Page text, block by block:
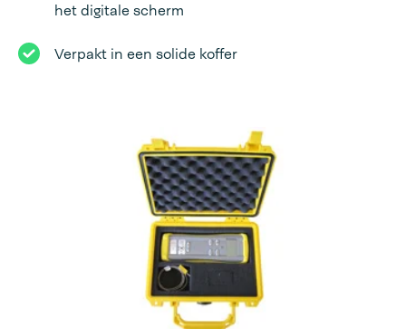
het digitale scherm
Verpakt in een solide koffer